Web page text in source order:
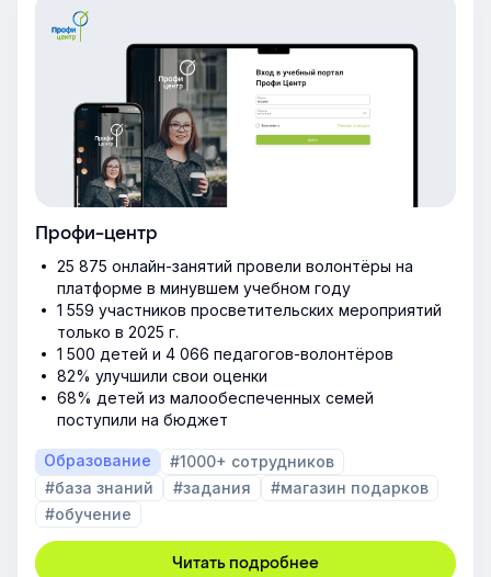
Профи-центр
25 875 онлайн-занятий провели волонтёры на
платформе в минувшем учебном году
1 559 участников просветительских мероприятий
только в 2025 г.
1 500 детей и 4 066 педагогов-волонтёров
82% улучшили свои оценки
68% детей из малообеспеченных семей
поступили на бюджет
Образование
#1000+ сотрудников
#база знаний
#задания
#магазин подарков
#обучение
Читать подробнее